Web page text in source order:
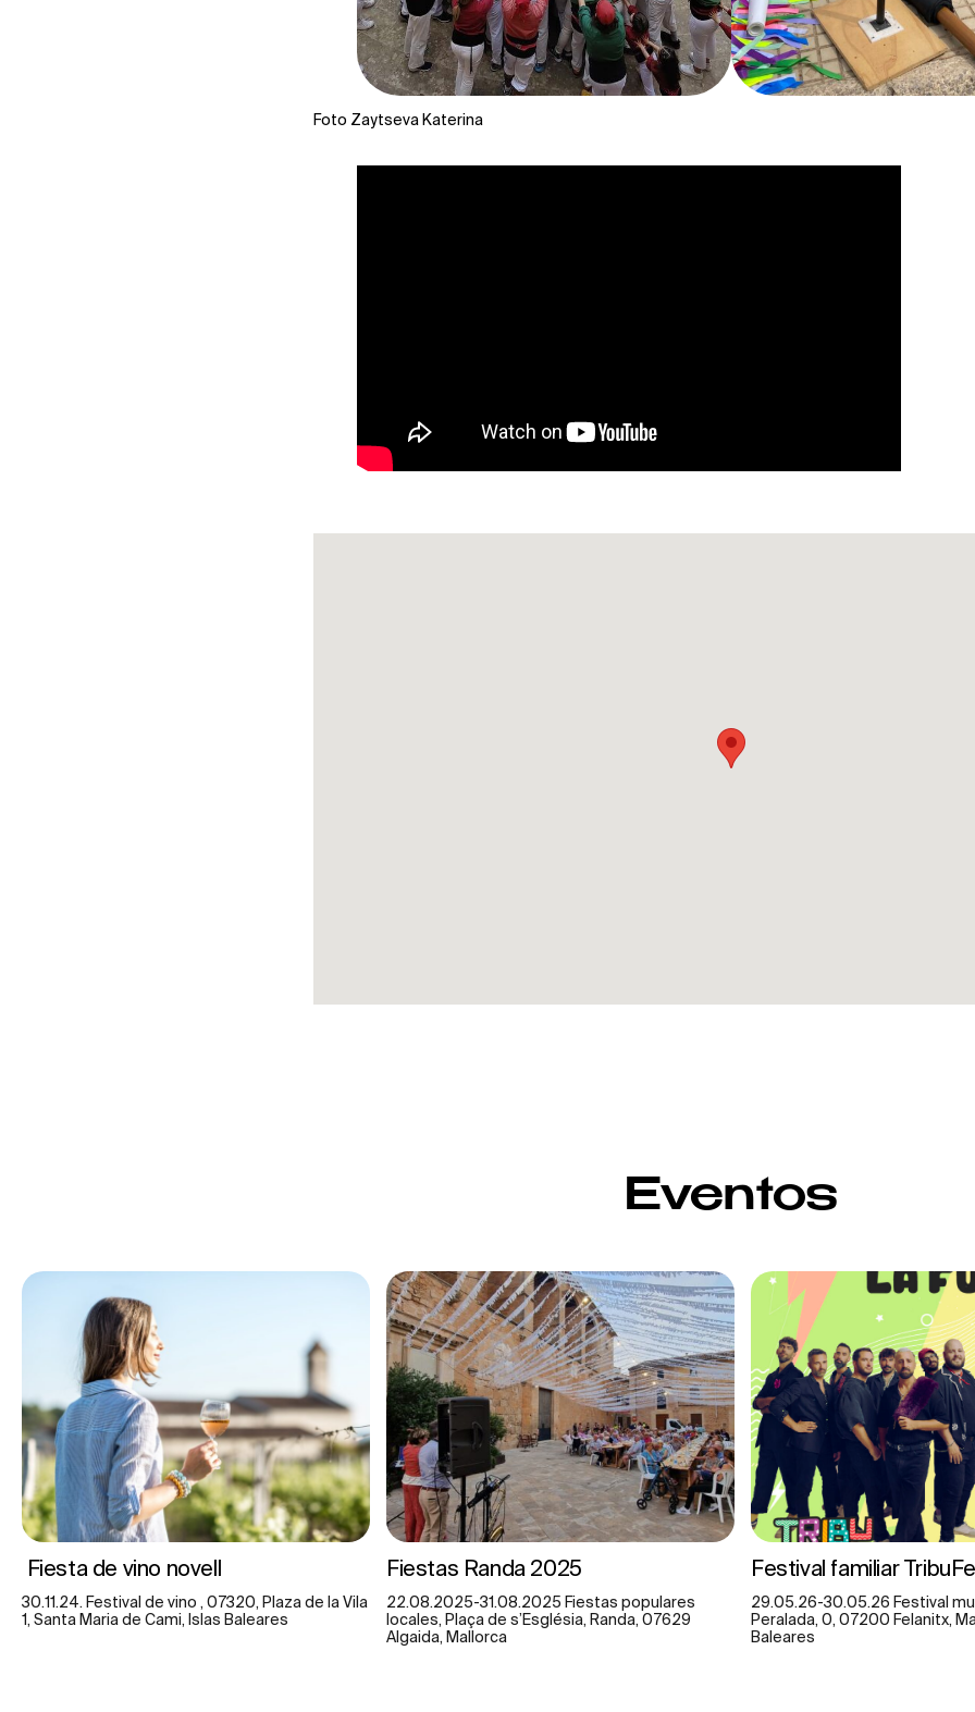
Foto Zaytseva Katerina
Eventos
Fiesta de vino novell
30.11.24. Festival de vino , 07320, Plaza de la Vila
1, Santa Maria de Cami, Islas Baleares
Fiestas Randa 2025
22.08.2025-31.08.2025 Fiestas populares
locales, Plaça de s’Església, Randa, 07629
Algaida, Mallorca
Festival familiar
29.05.26-30.05.26 Festival
Peralada, 0, 07200 Felanitx,
Baleares